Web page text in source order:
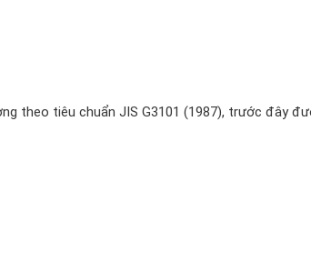
theo tiêu chuẩn JIS G3101 (1987), trước đây